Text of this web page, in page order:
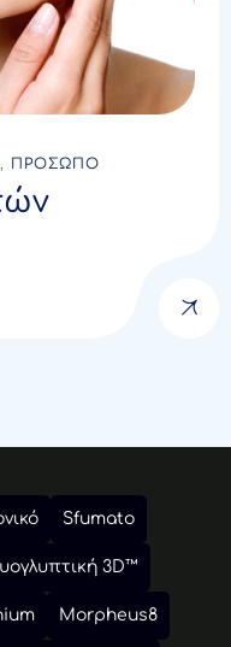
, ΠΡΟΣΩΠΟ
Sfumato
3D™
Morpheus8